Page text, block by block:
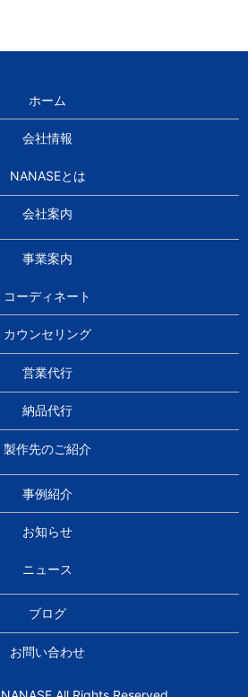
ホーム
会社情報
NANASEとは
会社案内
事業案内
コーディネート
カウンセリング
営業代行
納品代行
製作先のご紹介
事例紹介
お知らせ
ニュース
ブログ
お問い合わせ